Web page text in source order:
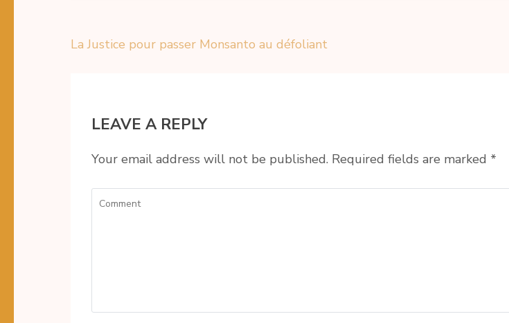
La Justice pour passer Monsanto au défoliant
LEAVE A REPLY
Your email address will not be published. Required fields are marked *
Comment